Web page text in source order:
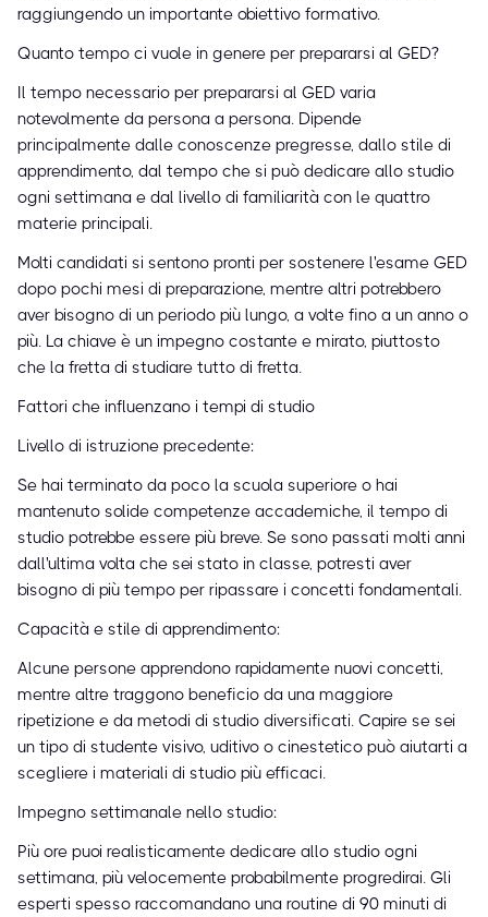
raggiungendo un importante obiettivo formativo.
Quanto tempo ci vuole in genere per prepararsi al GED?
Il tempo necessario per prepararsi al GED varia
notevolmente da persona a persona. Dipende
principalmente dalle conoscenze pregresse, dallo stile di
apprendimento, dal tempo che si può dedicare allo studio
ogni settimana e dal livello di familiarità con le quattro
materie principali.
Molti candidati si sentono pronti per sostenere l'esame GED
dopo pochi mesi di preparazione, mentre altri potrebbero
aver bisogno di un periodo più lungo, a volte fino a un anno o
più. La chiave è un impegno costante e mirato, piuttosto
che la fretta di studiare tutto di fretta.
Fattori che influenzano i tempi di studio
Livello di istruzione precedente:
Se hai terminato da poco la scuola superiore o hai
mantenuto solide competenze accademiche, il tempo di
studio potrebbe essere più breve. Se sono passati molti anni
dall'ultima volta che sei stato in classe, potresti aver
bisogno di più tempo per ripassare i concetti fondamentali.
Capacità e stile di apprendimento:
Alcune persone apprendono rapidamente nuovi concetti,
mentre altre traggono beneficio da una maggiore
ripetizione e da metodi di studio diversificati. Capire se sei
un tipo di studente visivo, uditivo o cinestetico può aiutarti a
scegliere i materiali di studio più efficaci.
Impegno settimanale nello studio:
Più ore puoi realisticamente dedicare allo studio ogni
settimana, più velocemente probabilmente progredirai. Gli
esperti spesso raccomandano una routine di 90 minuti di